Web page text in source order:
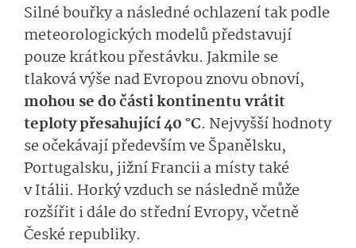
Silné bouřky a následné ochlazení tak podle
meteorologických modelů představují
pouze krátkou přestávku. Jakmile se
tlaková výše nad Evropou znovu obnoví,
mohou se do části kontinentu vrátit
teploty přesahující 40 °C. Nejvyšší hodnoty
se očekávají především ve Španělsku,
Portugalsku, jižní Francii a místy také
v Itálii. Horký vzduch se následně může
rozšířit i dále do střední Evropy, včetně
České republiky.